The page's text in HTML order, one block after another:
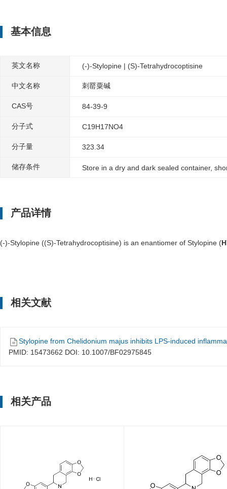
基本信息
英文名称 (-)-Stylopine | (S)-Tetrahydrocoptisine
中文名称 刺罂粟碱
CAS号 84-39-9
分子式 C19H17NO4
分子量 323.34
储存条件 Store in a dry and dark sealed container,
产品详情
(-)-Stylopine ((S)-Tetrahydrocoptisine) is an enantiomer of Stylopine (
相关文献
Stylopine from Chelidonium majus inhibits LPS-induced
PMID: 15473662 DOI: 10.1007/BF02975845
相关产品